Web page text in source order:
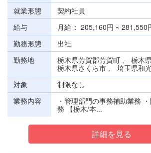
就業形態
契約社員
給与
月給
205,160円 ~ 281,550
勤務形態
出社
勤務地
栃木県芳賀郡芳賀町 、 栃木
栃木県さくら市 、 埼玉県和
対象
制限なし
業務内容
・管理部門の事務補助業務
務 【栃木/本...
詳細を見る